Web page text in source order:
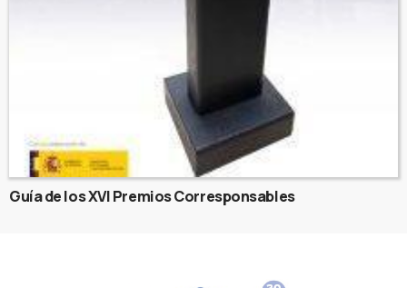
Guía de los XVI Premios Corresponsables